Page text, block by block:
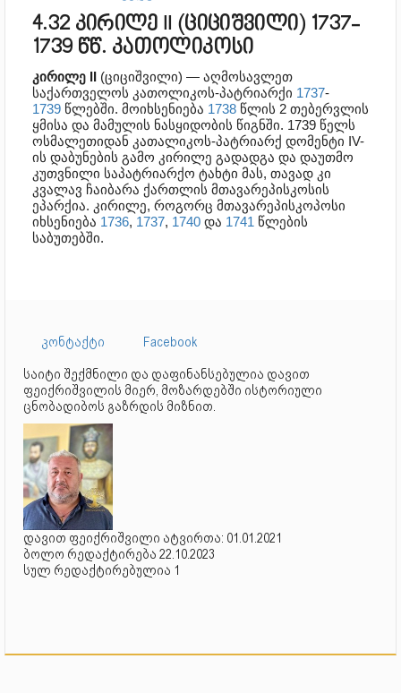
4.32 კირილე II (ციციშვილი) 1737-
1739 წწ. კათოლიკოსი
კირილე II (ციციშვილი) — აღმოსავლეთ
საქართველოს კათოლიკოს-პატრიარქი 1737-
1739 წლებში. მოიხსენიება 1738 წლის 2 თებერვლის
ყმისა და მამულის ნასყიდობის წიგნში. 1739 წელს
ოსმალეთიდან კათალიკოს-პატრიარქ დომენტი IV-
ის დაბუნების გამო კირილე გადადგა და დაუთმო
კუთვნილი საპატრიარქო ტახტი მას, თავად კი
კვალავ ჩაიბარა ქართლის მთავარეპისკოსის
ეპარქია. კირილე, როგორც მთავარეპისკოპოსი
იხსენიება 1736, 1737, 1740 და 1741 წლების
საბუთებში.
კონტაქტი
Facebook
საიტი შექმნილი და დაფინანსებულია დავით
ფეიქრიშვილის მიერ, მოზარდებში ისტორიული
ცნობადიბოს გაზრდის მიზნით.
დავით ფეიქრიშვილი ატვირთა: 01.01.2021
ბოლო რედაქტირება 22.10.2023
სულ რედაქტირებულია 1